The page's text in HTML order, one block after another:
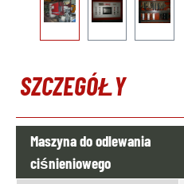
SZCZEGÓŁY
Maszyna do odlewania
ciśnieniowego